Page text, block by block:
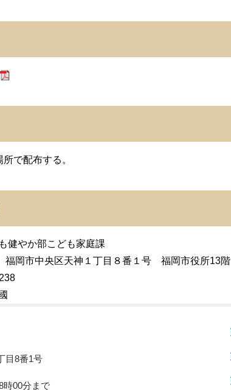
で配布する。
健やか部こども家庭課
岡市中央区天神１丁目８番１号 福岡市役所13階
目8番1号
時00分まで